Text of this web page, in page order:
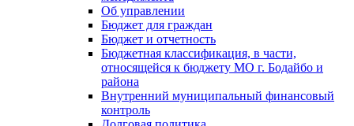
Об управлении
Бюджет для граждан
Бюджет и отчетность
Бюджетная классификация, в части,
относящейся к бюджету МО г. Бодайбо и
района
Внутренний муниципальный финансовый
контроль